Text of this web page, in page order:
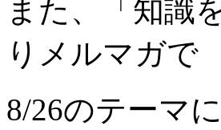
また、「知識
りメルマガで
8/26のテーマ